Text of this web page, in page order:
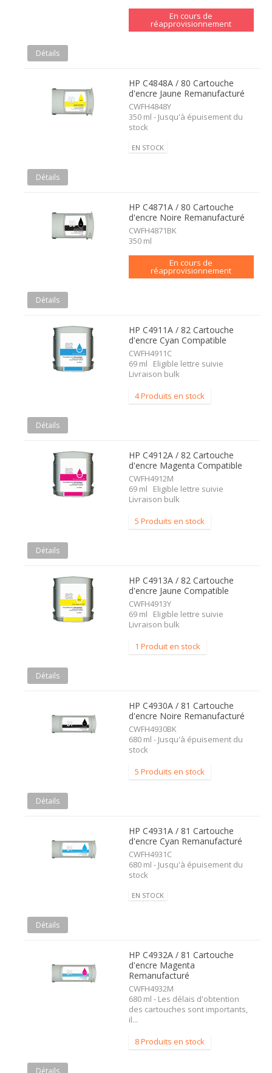
En cours de
réapprovisionnement
Détails
HP C4848A / 80 Cartouche
d'encre Jaune Remanufacturé
CWFH4848Y
350 ml - Jusqu'à épuisement du
stock
EN STOCK
Détails
HP C4871A / 80 Cartouche
d'encre Noire Remanufacturé
CWFH4871BK
350 ml
En cours de
réapprovisionnement
Détails
HP C4911A / 82 Cartouche
d'encre Cyan Compatible
CWFH4911C
69 ml Eligible lettre suivie
Livraison bulk
4 Produits en stock
Détails
HP C4912A / 82 Cartouche
d'encre Magenta Compatible
CWFH4912M
69 ml Eligible lettre suivie
Livraison bulk
5 Produits en stock
Détails
HP C4913A / 82 Cartouche
d'encre Jaune Compatible
CWFH4913Y
69 ml Eligible lettre suivie
Livraison bulk
1 Produit en stock
Détails
HP C4930A / 81 Cartouche
d'encre Noire Remanufacturé
CWFH4930BK
680 ml - Jusqu'à épuisement du
stock
5 Produits en stock
Détails
HP C4931A / 81 Cartouche
d'encre Cyan Remanufacturé
CWFH4931C
680 ml - Jusqu'à épuisement du
stock
EN STOCK
Détails
HP C4932A / 81 Cartouche
d'encre Magenta
Remanufacturé
CWFH4932M
680 ml - Les délais d'obtention
des cartouches sont importants,
il...
8 Produits en stock
Détails